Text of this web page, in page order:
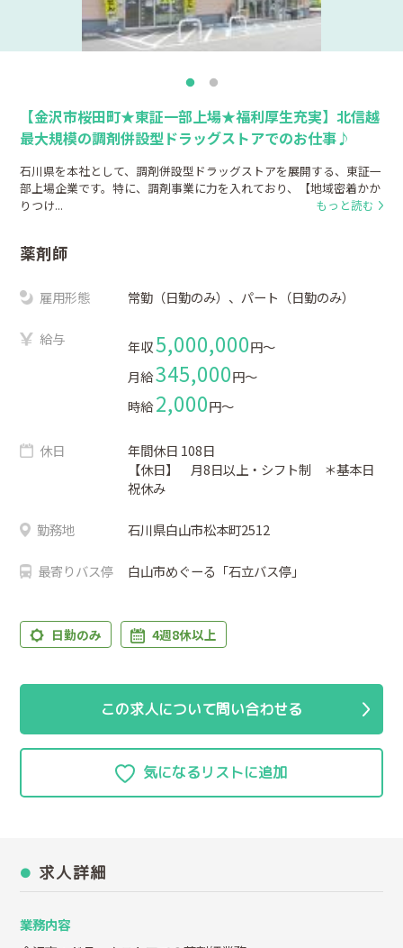
【金沢市桜田町★東証一部上場★福利厚生充実】北信越
最大規模の調剤併設型ドラッグストアでのお仕事♪
石川県を本社として、調剤併設型ドラッグストアを展開する、東証一
部上場企業です。特に、調剤事業に力を入れており、【地域密着かか
りつけ...
もっと読む
薬剤師
雇用形態 常勤（日勤のみ）、パート（日勤のみ）
給与 年収5,000,000円〜
月給345,000円〜
時給2,000円〜
休日
年間休日 108日
【休日】 月8日以上・シフト制 ＊基本日
祝休み
勤務地 石川県白山市松本町2512
最寄りバス停 白山市めぐーる「石立バス停」
日勤のみ 4週8休以上
この求人について問い合わせる
求人詳細
業務内容